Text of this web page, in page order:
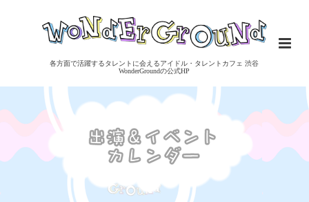
各方面で活躍するタレントに会えるアイドル・タレントカフェ 渋谷
WonderGroundの公式HP